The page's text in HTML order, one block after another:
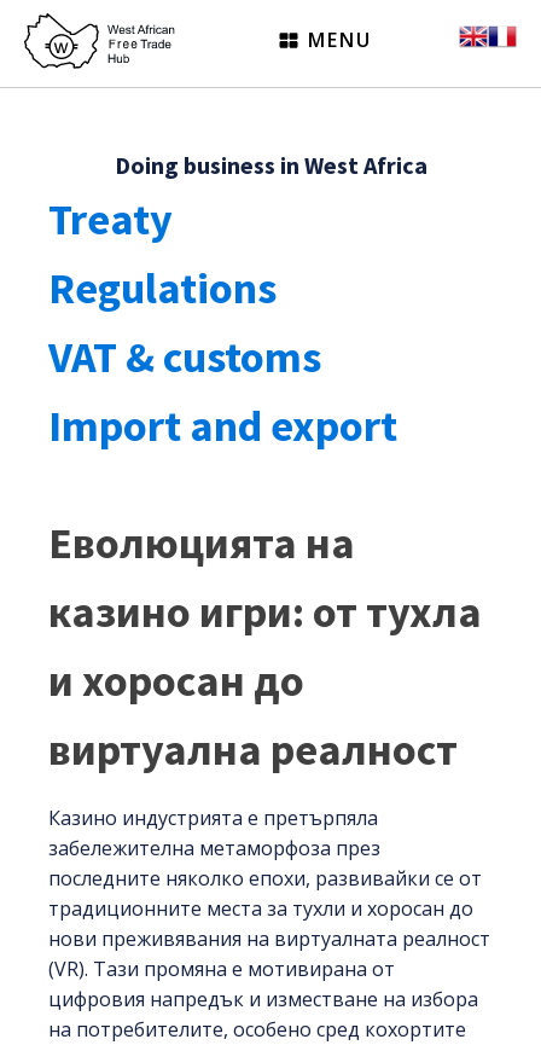
MENU
Doing business in West Africa
Treaty
Regulations
VAT & customs
Import and export
Еволюцията на
казино игри: от тухла
и хоросан до
виртуална реалност
Казино индустрията е претърпяла
забележителна метаморфоза през
последните няколко епохи, развивайки се от
традиционните места за тухли и хоросан до
нови преживявания на виртуалната реалност
(VR). Тази промяна е мотивирана от
цифровия напредък и изместване на избора
на потребителите, особено сред кохортите